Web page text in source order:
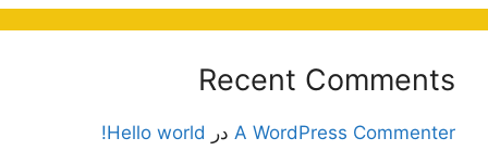
Recent Comments
A WordPress Commenter در Hello world!